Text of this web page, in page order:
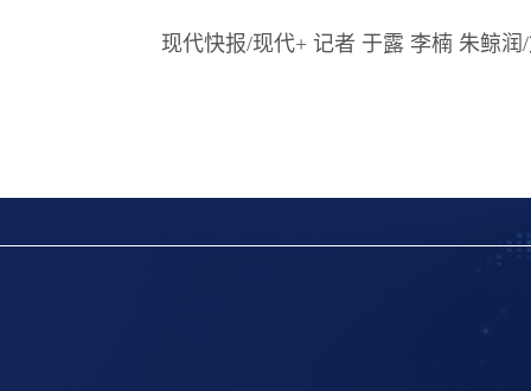
现代快报/现代+ 记者 于露 李楠 朱鲸润/